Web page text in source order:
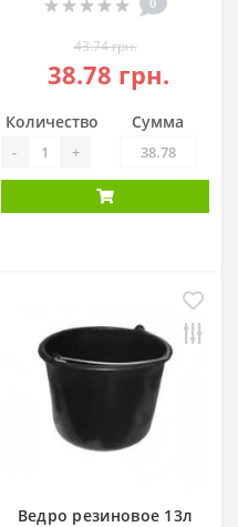
43.74 грн.
38.78 грн.
Количество
- +
Сумма
Ведро резиновое 13л